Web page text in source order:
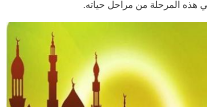
هذه المرحلة من مراحل حياته.